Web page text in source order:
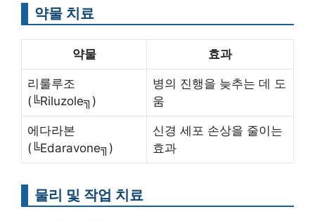
약물 치료
약물 효과
리룰루조
(╚Riluzole╗)
병의 진행을 늦추는 데 도
움
에다라본
(╚Edaravone╗)
신경 세포 손상을 줄이는
효과
물리 및 작업 치료